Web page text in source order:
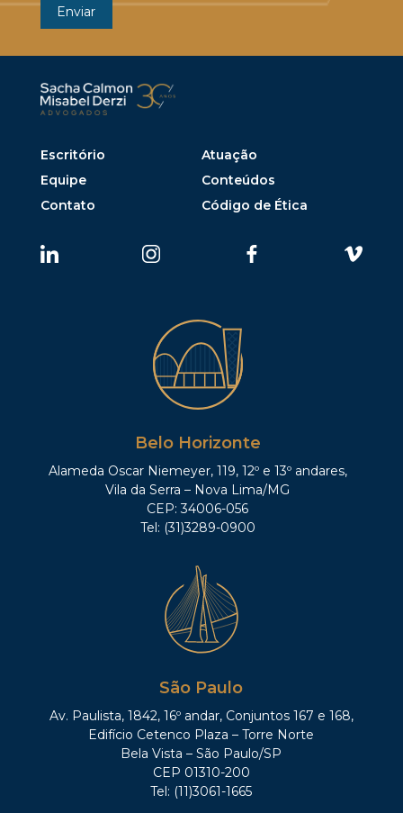
Escritório
Atuação
Equipe
Conteúdos
Contato
Código de Ética
Belo Horizonte
Alameda Oscar Niemeyer, 119, 12º e 13º andares,
Vila da Serra – Nova Lima/MG
CEP: 34006-056
Tel: (31)3289-0900
São Paulo
Av. Paulista, 1842, 16º andar, Conjuntos 167 e 168,
Edifício Cetenco Plaza – Torre Norte
Bela Vista – São Paulo/SP
CEP 01310-200
Tel: (11)3061-1665